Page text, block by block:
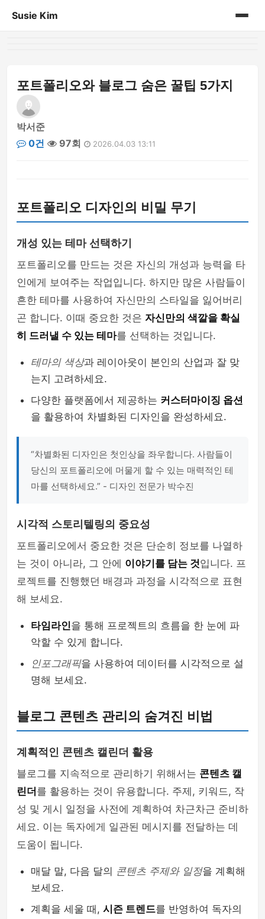
Susie Kim
포트폴리오와 블로그 숨은 꿀팁 5가지
박서준
0건
97회 2026.04.03 13:11
포트폴리오 디자인의 비밀 무기
개성 있는 테마 선택하기
포트폴리오를 만드는 것은 자신의 개성과 능력을 타
인에게 보여주는 작업입니다. 하지만 많은 사람들이
흔한 테마를 사용하여 자신만의 스타일을 잃어버리
곤 합니다. 이때 중요한 것은 자신만의 색깔을 확실
히 드러낼 수 있는 테마를 선택하는 것입니다.
테마의 색상과 레이아웃이 본인의 산업과 잘 맞
는지 고려하세요.
다양한 플랫폼에서 제공하는 커스터마이징 옵션
을 활용하여 차별화된 디자인을 완성하세요.
“차별화된 디자인은 첫인상을 좌우합니다. 사람들이
당신의 포트폴리오에 머물게 할 수 있는 매력적인 테
마를 선택하세요.” - 디자인 전문가 박수진
시각적 스토리텔링의 중요성
포트폴리오에서 중요한 것은 단순히 정보를 나열하
는 것이 아니라, 그 안에 이야기를 담는 것입니다. 프
로젝트를 진행했던 배경과 과정을 시각적으로 표현
해 보세요.
타임라인을 통해 프로젝트의 흐름을 한 눈에 파
악할 수 있게 합니다.
인포그래픽을 사용하여 데이터를 시각적으로 설
명해 보세요.
블로그 콘텐츠 관리의 숨겨진 비법
계획적인 콘텐츠 캘린더 활용
블로그를 지속적으로 관리하기 위해서는 콘텐츠 캘
린더 를 활용하는 것이 유용합니다. 주제, 키워드, 작
성 및 게시 일정을 사전에 계획하여 차근차근 준비하
세요. 이는 독자에게 일관된 메시지를 전달하는 데
도움이 됩니다.
매달 말, 다음 달의 콘텐츠 주제와 일정을 계획해
보세요.
계획을 세울 때, 시즌 트렌드를 반영하여 독자의